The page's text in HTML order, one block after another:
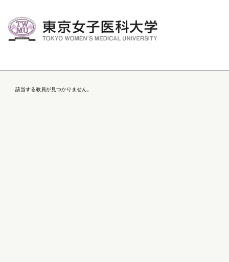
該当する教員が見つかりません。